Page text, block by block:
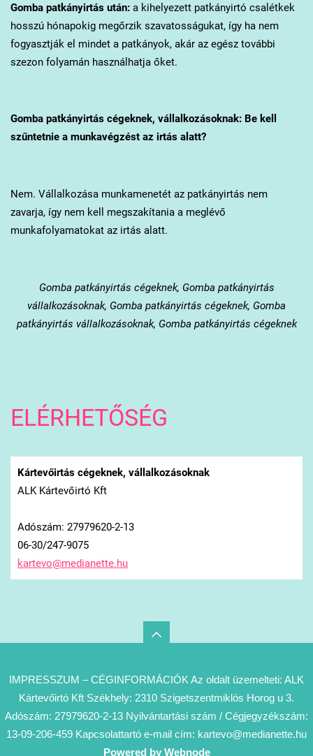
Gombapatkányirtás után:a kihelyezett patkányirtó csalétkek
hosszú hónapokig megőrzik szavatosságukat, így ha nem
fogyasztják el mindet a patkányok, akár az egész további
szezon folyamán használhatja őket.
Gombapatkányirtás cégeknek, vállalkozásoknak: Be kell
szűntetnie a munkavégzést az irtás alatt?
Nem. Vállalkozása munkamenetét az patkányirtás nem
zavarja, így nem kell megszakítania a meglévő
munkafolyamatokat az irtás alatt.
Gomba patkányirtás cégeknek, Gomba patkányirtás
vállalkozásoknak, Gomba patkányirtás cégeknek, Gomba
patkányirtás vállalkozásoknak, Gomba patkányirtás cégeknek
ELÉRHETŐSÉG
Kártevőirtás cégeknek, vállalkozásoknak
ALK Kártevőirtó Kft
Adószám: 27979620-2-13
06-30/247-9075
kartevo@medianette.hu
IMPRESSZUM – CÉGINFORMÁCIÓK Az oldalt üzemelteti: ALK
Kártevőirtó Kft Székhely: 2310 Szigetszentmiklós Horog u 3.
Adószám: 27979620-2-13 Nyilvántartási szám / Cégjegyzékszám:
13-09-206-459 Kapcsolattartó e-mail cím: kartevo@medianette.hu
Powered by Webnode